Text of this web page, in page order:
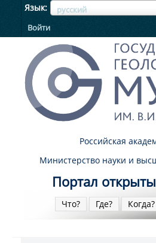
Язык русский
ЯзыкЯзык
Войти
Российская
Министерство науки и
Портал
Что? Где? Когда?